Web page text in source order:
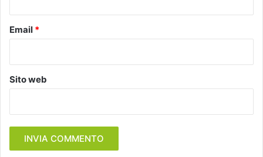
Email *
Sito web